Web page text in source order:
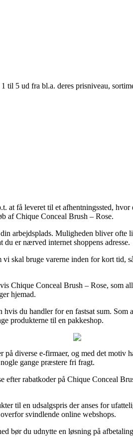
til 5 ud fra bl.a. deres prisniveau,
få leveret til et afhentningssted,
af Chique Conceal Brush – Rose.
arbejdsplads. Muligheden bliver
er nærved internet shoppens adresse.
bruge varerne inden for kort tid,
Chique Conceal Brush – Rose, som
hjemad.
du handler for en fastsat sum.
produkterne til en pakkeshop.
diverse e-firmaer, og med det
gange præstere fri fragt.
rabatkoder på Chique Conceal
til en udsalgspris der anses for
svindlende online webshops.
bør du udnytte en løsning på